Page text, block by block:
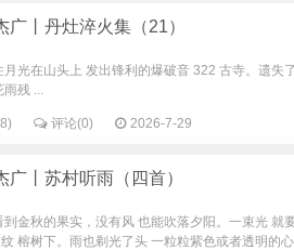
广丨丹灶淬火集（21）
光在山头上 发出锋利的爆破音 322 古寺。遗
雨残 ...
评论(0) 2026-7-29
广丨苏村听雨（四首）
到金秋的果实，没有风 也能吹落夕阳。一束光
榕树下。雨也剃光了头 一粒粒紫色或者透明的